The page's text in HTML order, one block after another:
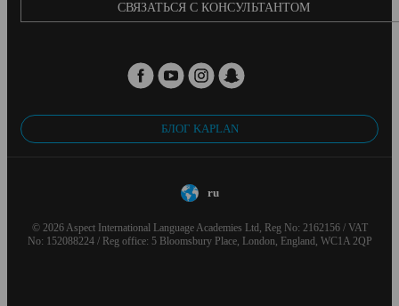
СВЯЗАТЬСЯ С КОНСУЛЬТАНТОМ
БЛОГ KAPLAN
ru
© 2026 Aspect International Language Academies Ltd, Reg No: 2162156 / VAT
No: 152088224 / Reg office: 5 Bloomsbury Place, London, England, WC1A 2QP